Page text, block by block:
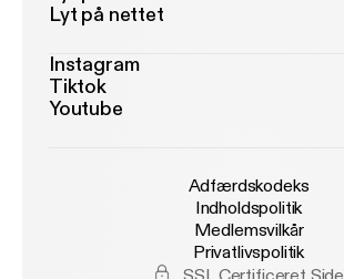
Lyt på nettet
Instagram
Tiktok
Youtube
Adfærdskodeks
Indholdspolitik
Medlemsvilkår
Privatlivspolitik